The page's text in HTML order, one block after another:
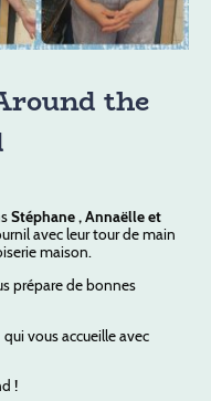
the
Stéphane , Annaëlle et
avec leur tour de main
maison.
prépare de bonnes
qui vous accueille avec
!